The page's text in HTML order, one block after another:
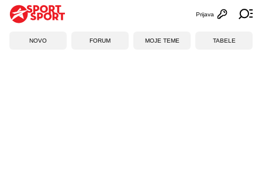
Otvori
Prijava
NOVO FORUM MOJE TEME TABELE